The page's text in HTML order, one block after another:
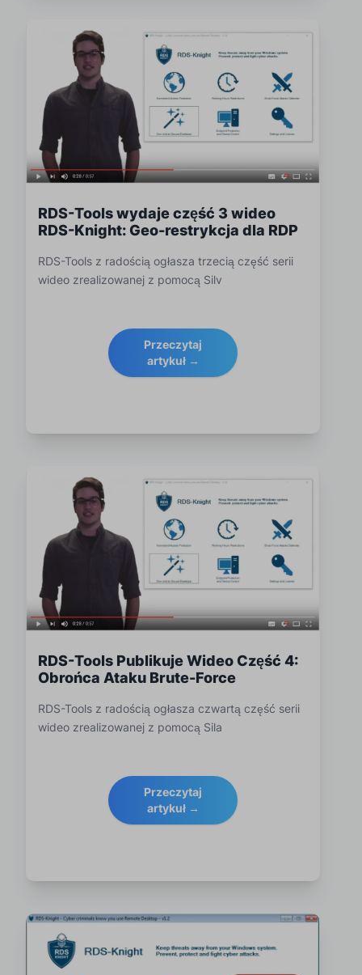
RDS-Tools wydaje część 3 wideo
RDS-Knight: Geo-restrykcja dla RDP
RDS-Tools z radością ogłasza trzecią część serii
wideo zrealizowanej z pomocą Silv
Przeczytaj
artykuł →
RDS-Tools Publikuje Wideo Część 4:
Obrońca Ataku Brute-Force
RDS-Tools z radością ogłasza czwartą część serii
wideo zrealizowanej z pomocą Sila
Przeczytaj
artykuł →